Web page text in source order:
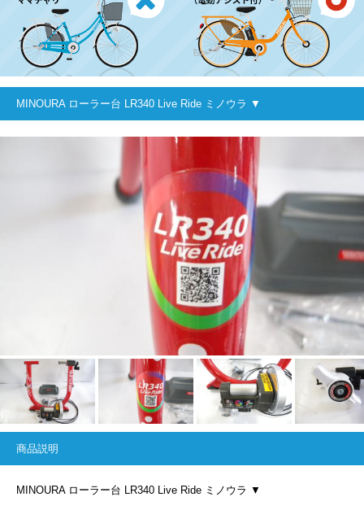
MINOURA ローラー台 LR340 Live Ride ミノウラ ▼
商品説明
MINOURA ローラー台 LR340 Live Ride ミノウラ ▼